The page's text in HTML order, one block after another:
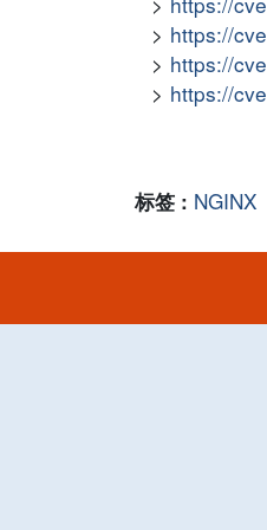
https://
https://
https://
标签 : NGINX